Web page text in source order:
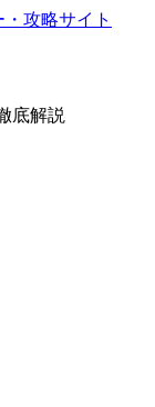
底解説